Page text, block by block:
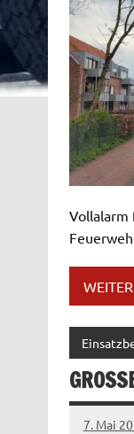
Vollalarm
7. Mai